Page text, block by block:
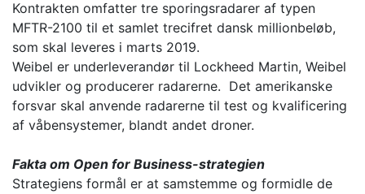
Kontrakten omfatter tre sporingsradarer af typen
MFTR-2100 til et samlet trecifret dansk millionbeløb,
som skal leveres i marts 2019.
Weibel er underleverandør til Lockheed Martin, Weibel
udvikler og producerer radarerne. Det amerikanske
forsvar skal anvende radarerne til test og kvalificering
af våbensystemer, blandt andet droner.
Fakta om Open for Business-strategien
Strategiens formål er at samstemme og formidle de